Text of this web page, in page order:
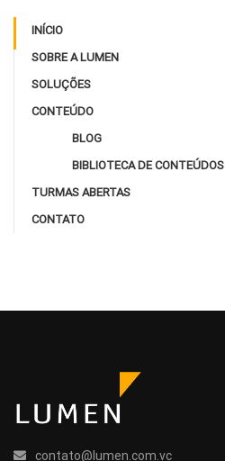
INÍCIO
SOBRE A LUMEN
SOLUÇÕES
CONTEÚDO
BLOG
BIBLIOTECA DE CONTEÚDOS
TURMAS ABERTAS
CONTATO
contato@lumen.com.vc